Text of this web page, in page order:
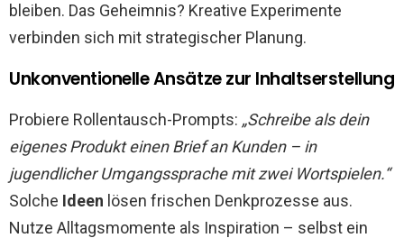
bleiben. Das Geheimnis? Kreative Experimente
verbinden sich mit strategischer Planung.
Unkonventionelle Ansätze zur Inhaltserstellung
Probiere Rollentausch-Prompts: „Schreibe als dein
eigenes Produkt einen Brief an Kunden – in
jugendlicher Umgangssprache mit zwei Wortspielen.“
Solche Ideen lösen frischen Denkprozesse aus.
Nutze Alltagsmomente als Inspiration – selbst ein